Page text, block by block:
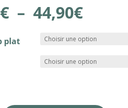
€ – 44,90€Plage
de
prix :
39,90€
à
44,90€
plat